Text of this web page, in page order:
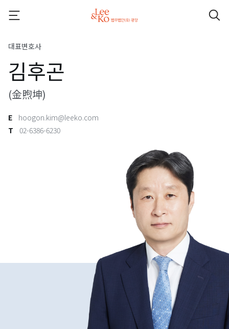
대표변호사
김후곤
(金煦坤)
E
hoogon.kim@leeko.com
T
02-6386-6230